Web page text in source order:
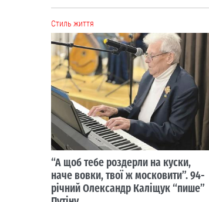
Cтиль життя
“А щоб тебе роздерли на куски,
наче вовки, твої ж московити”. 94-
річний Олександр Каліщук “пише”